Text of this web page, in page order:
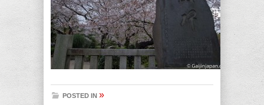
POSTED IN »